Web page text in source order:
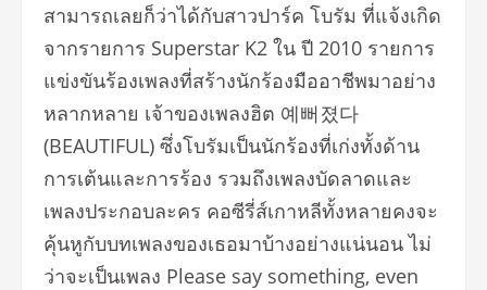
สามารถเลยก็ว่าได้กับสาวปาร์ค โบรัม ที่แจ้งเกิด
จากรายการ Superstar K2 ใน ปี 2010 รายการ
แข่งขันร้องเพลงที่สร้างนักร้องมืออาชีพมาอย่าง
หลากหลาย เจ้าของเพลงฮิต 예뻐졌다
(BEAUTIFUL) ซึ่งโบรัมเป็นนักร้องที่เก่งทั้งด้าน
การเต้นและการร้อง รวมถึงเพลงบัดลาดและ
เพลงประกอบละคร คอซีรี่ส์เกาหลีทั้งหลายคงจะ
คุ้นหูกับบทเพลงของเธอมาบ้างอย่างแน่นอน ไม่
ว่าจะเป็นเพลง Please say something, even